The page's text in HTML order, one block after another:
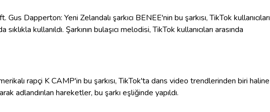
Dapperton: Yeni Zelandalı şarkıcı BENEE'nin bu şarkısı, TikTok kullanıcıları
kullanıldı. Şarkının bulaşıcı melodisi, TikTok kullanıcıları arasında
rapçi K CAMP'in bu şarkısı, TikTok'ta dans video trendlerinden biri haline
adlandırılan hareketler, bu şarkı eşliğinde yapıldı.